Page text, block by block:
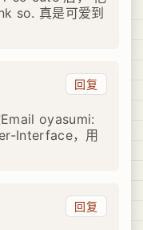
so. 真是可爱到
回复
oyasumi:
Interface，用
回复